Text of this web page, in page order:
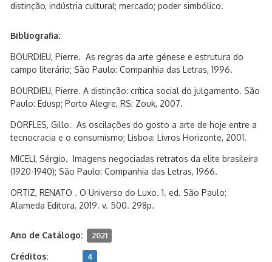
distinção, indústria cultural; mercado; poder simbólico.
Bibliografia:
BOURDIEU, Pierre. As regras da arte génese e estrutura do
campo literário; São Paulo: Companhia das Letras, 1996.
BOURDIEU, Pierre. A distinção: crítica social do julgamento. São
Paulo: Edusp; Porto Alegre, RS: Zouk, 2007.
DORFLES, Gillo. As oscilações do gosto a arte de hoje entre a
tecnocracia e o consumismo; Lisboa: Livros Horizonte, 2001.
MICELI, Sérgio. Imagens negociadas retratos da elite brasileira
(1920-1940); São Paulo: Companhia das Letras, 1966.
ORTIZ, RENATO . O Universo do Luxo. 1. ed. São Paulo:
Alameda Editora, 2019. v. 500. 298p.
Ano de Catálogo: 2021
Créditos: 4